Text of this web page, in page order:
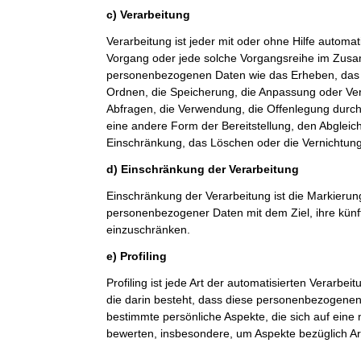
c) Verarbeitung
Verarbeitung ist jeder mit oder ohne Hilfe
Vorgang oder jede solche Vorgangsreihe im
personenbezogenen Daten wie das Erheben,
Ordnen, die Speicherung, die Anpassung oder
Abfragen, die Verwendung, die Offenlegung
eine andere Form der Bereitstellung, den
Einschränkung, das Löschen oder die
d) Einschränkung der Verarbeitung
Einschränkung der Verarbeitung ist die
personenbezogener Daten mit dem Ziel, ihre
einzuschränken.
e) Profiling
Profiling ist jede Art der automatisierten
die darin besteht, dass diese
bestimmte persönliche Aspekte, die sich auf
bewerten, insbesondere, um Aspekte bezüglich